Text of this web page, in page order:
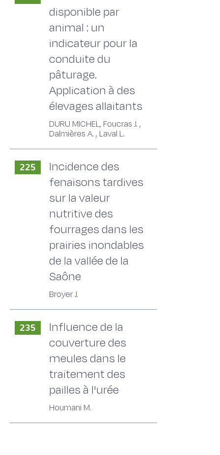
disponible par
animal : un
indicateur pour la
conduite du
pâturage.
Application à des
élevages allaitants
DURU MICHEL, Foucras J. ,
Dalmières A. , Laval L.
225
Incidence des
fenaisons tardives
sur la valeur
nutritive des
fourrages dans les
prairies inondables
de la vallée de la
Saône
Broyer J.
235
Influence de la
couverture des
meules dans le
traitement des
pailles à l'urée
Houmani M.